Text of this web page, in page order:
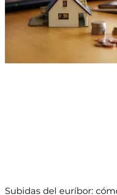
Subidas del euríbor: